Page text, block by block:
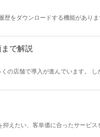
歴をダウンロードする機能があり
で解説
でいます。 しかし、スマホ決済にもさ
えたい、客単価に合ったサービス